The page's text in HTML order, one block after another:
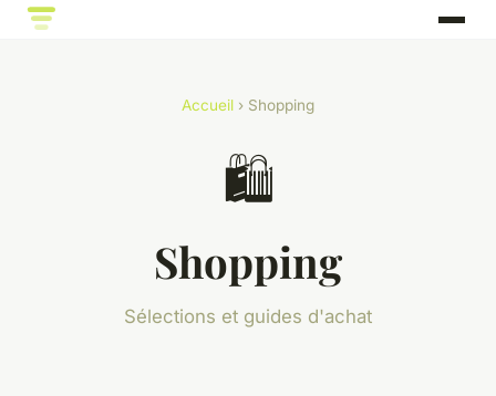
Accueil › Shopping
🛍️
Shopping
Sélections et guides d'achat